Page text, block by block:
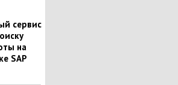
сервис
на
SAP